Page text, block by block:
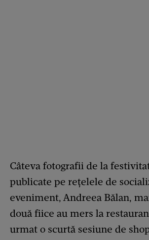
Câteva fotografii de la
publicate pe rețelele de
eveniment, Andreea Bălan,
două fiice au mers la
urmat o scurtă sesiune de